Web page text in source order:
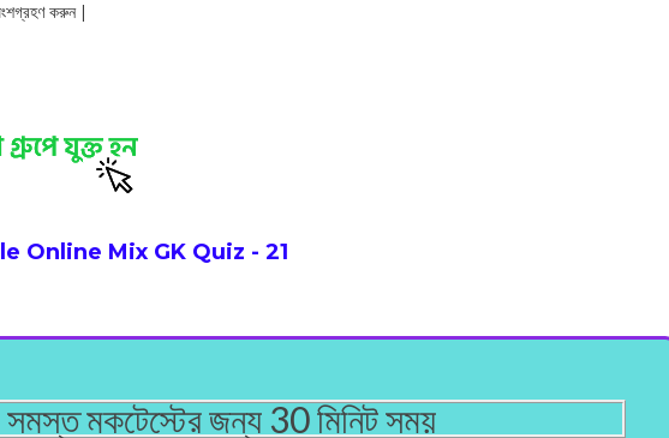
করুন |
Mix GK Quiz - 21
সমস্ত মকটেস্টের জন্য 30 মিনিট সময়